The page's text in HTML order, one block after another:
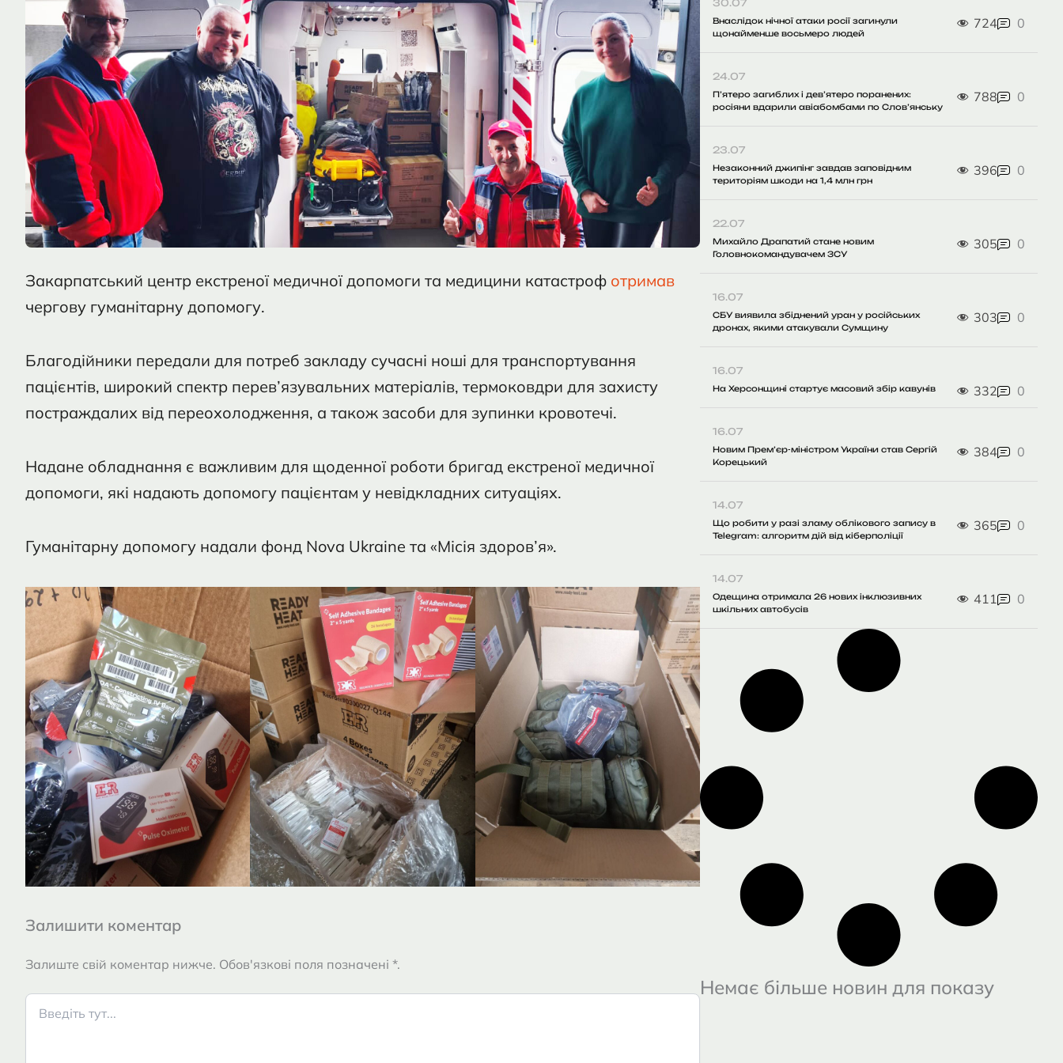
Закарпатський центр екстреної медичної допомоги та медицини катастроф отримав
чергову гуманітарну допомогу.
Благодійники передали для потреб закладу сучасні ноші для транспортування
пацієнтів, широкий спектр перев’язувальних матеріалів, термоковдри для захисту
постраждалих від переохолодження, а також засоби для зупинки кровотечі.
Надане обладнання є важливим для щоденної роботи бригад екстреної медичної
допомоги, які надають допомогу пацієнтам у невідкладних ситуаціях.
Гуманітарну допомогу надали фонд Nova Ukraine та «Місія здоров’я».
Залишити коментар
Залиште свій коментар нижче. Обов'язкові поля позначені *.
Введіть
тут...
Внаслідок нічної атаки росії загинули
щонайменше восьмеро людей
30.07
724 0
П’ятеро загиблих і дев’ятеро поранених:
росіяни вдарили авіабомбами по Слов’янську
24.07
788 0
Незаконний джипінг завдав заповідним
територіям шкоди на 1,4 млн грн
23.07
396 0
Михайло Драпатий стане новим
Головнокомандувачем ЗСУ
22.07
305 0
СБУ виявила збіднений уран у російських
дронах, якими атакували Сумщину
16.07
303 0
На Херсонщині стартує масовий збір кавунів
16.07
332 0
Новим Прем’єр-міністром України став Сергій
Корецький
16.07
384 0
Що робити у разі зламу облікового запису в
Telegram: алгоритм дій від кіберполіції
14.07
365 0
Одещина отримала 26 нових інклюзивних
шкільних автобусів
14.07
411 0
Немає більше новин для показу